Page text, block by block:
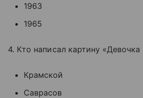
1963
1965
4. Кто написал картину
Крамской
Саврасов